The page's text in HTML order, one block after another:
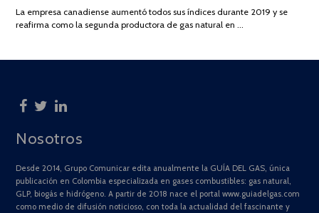
2025
La empresa canadiense aumentó todos sus índices durante 2019 y se
reafirma como la segunda productora de gas natural en …
Nosotros
Desde 2014, Grupo Comunicar edita anualmente la GUÍA DEL GAS, única
publicación en Colombia especializada en gases combustibles: gas natural,
GLP, biogás e hidrógeno. A partir de 2018 nace el portal www.guiadelgas.com
como medio de difusión noticioso, con toda la actualidad del fascinante y